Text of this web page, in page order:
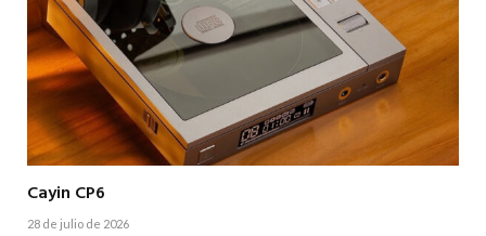
Cayin CP6
28 de julio de 2026